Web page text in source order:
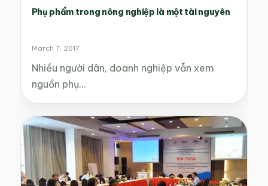
Phụ phẩm trong nông nghiệp là một tài nguyên
March 7, 2017
Nhiều người dân, doanh nghiệp vẫn xem
nguồn phụ…